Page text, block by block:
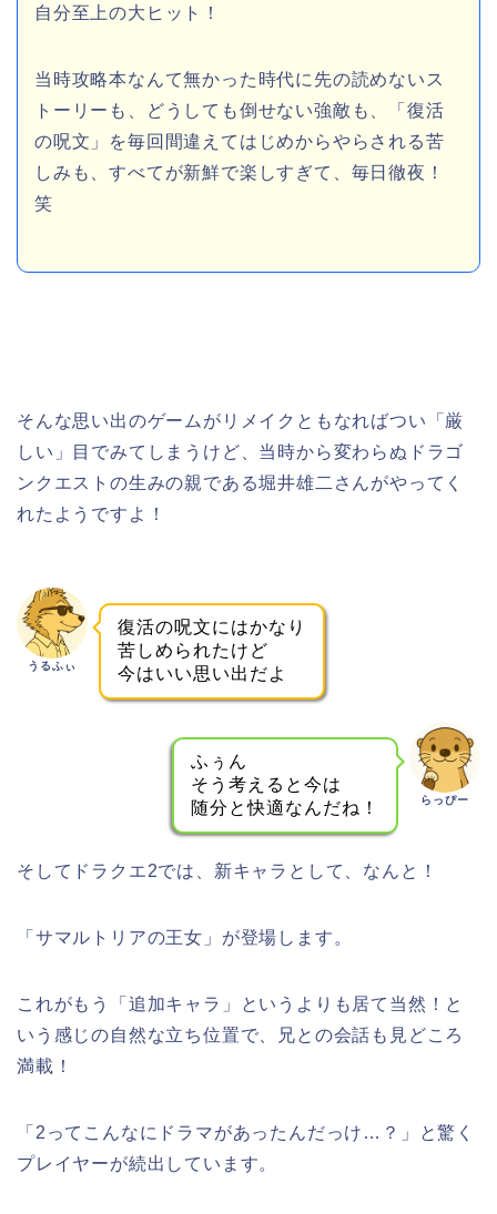
自分至上の大ヒット！
当時攻略本なんて無かった時代に先の読めないス
トーリーも、どうしても倒せない強敵も、「復活
の呪文」を毎回間違えてはじめからやらされる苦
しみも、すべてが新鮮で楽しすぎて、毎日徹夜！
笑
そんな思い出のゲームがリメイクともなればつい「厳
しい」目でみてしまうけど、当時から変わらぬドラゴ
ンクエストの生みの親である堀井雄二さんがやってく
れたようですよ！
うるふぃ
復活の呪文にはかなり
苦しめられたけど
今はいい思い出だよ
ふぅん
そう考えると今は
随分と快適なんだね！
らっぴー
そしてドラクエ2では、新キャラとして、なんと！
「サマルトリアの王女」が登場します。
これがもう「追加キャラ」というよりも居て当然！と
いう感じの自然な立ち位置で、兄との会話も見どころ
満載！
「2ってこんなにドラマがあったんだっけ…？」と驚く
プレイヤーが続出しています。